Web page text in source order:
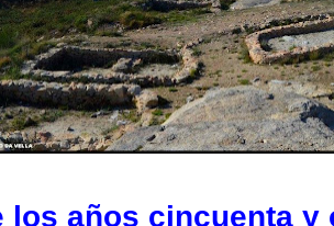
años cincuenta y